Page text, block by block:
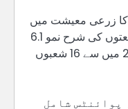
کا زرعی معیشت میں
60 فیصد حصہ ہے۔ جبکہ بڑی صنعتوں کی شرح نمو 6.1
فیصد رہی اور مینوفیکچرنگ کے 22 میں سے 16 شعبوں
پوائنٹس شامل